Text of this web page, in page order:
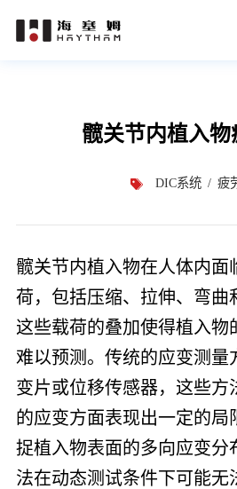
髋关节内植入物
DIC系统 疲
髋关节内植入物在人体内面
荷，包括压缩、拉伸、弯曲
这些载荷的叠加使得植入物
难以预测。传统的应变测量
变片或位移传感器，这些方
的应变方面表现出一定的局
捉植入物表面的多向应变分
法在动态测试条件下可能无